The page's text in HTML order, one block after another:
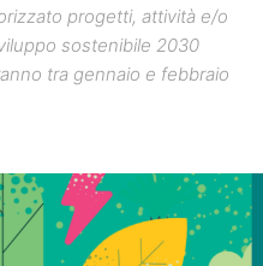
progetti, attività e/o
sostenibile 2030
tra gennaio e febbraio